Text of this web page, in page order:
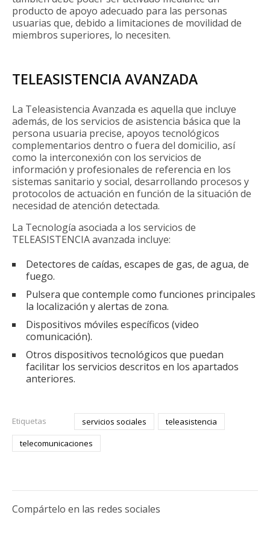
producto de apoyo adecuado para las personas
usuarias que, debido a limitaciones de movilidad de
miembros superiores, lo necesiten.
TELEASISTENCIA AVANZADA
La Teleasistencia Avanzada es aquella que incluye
además, de los servicios de asistencia básica que la
persona usuaria precise, apoyos tecnológicos
complementarios dentro o fuera del domicilio, así
como la interconexión con los servicios de
información y profesionales de referencia en los
sistemas sanitario y social, desarrollando procesos y
protocolos de actuación en función de la situación de
necesidad de atención detectada.
La Tecnología asociada a los servicios de
TELEASISTENCIA avanzada incluye:
Detectores de caídas, escapes de gas, de agua, de
fuego.
Pulsera que contemple como funciones principales
la localización y alertas de zona.
Dispositivos móviles específicos (video
comunicación).
Otros dispositivos tecnológicos que puedan
facilitar los servicios descritos en los apartados
anteriores.
Etiquetas servicios sociales
teleasistencia
telecomunicaciones
Compártelo en las redes sociales